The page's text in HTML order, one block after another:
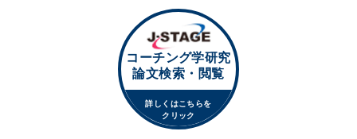
コーチング学研究
論文検索・閲覧
詳しくはこちらを
クリック